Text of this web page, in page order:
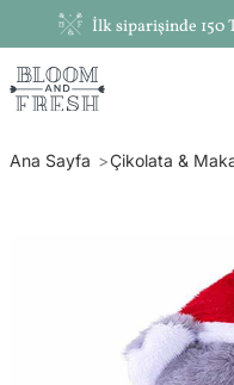
İlk siparişinde 150
Ana Sayfa Çikolata &